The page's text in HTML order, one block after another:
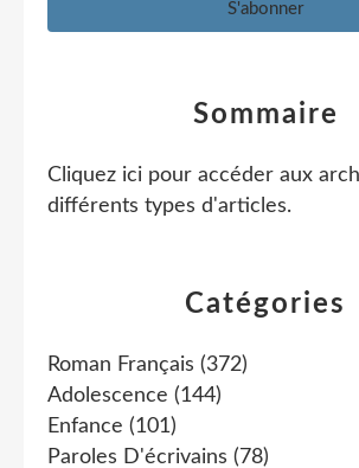
Catégories
Roman Français (372)
Adolescence (144)
Enfance (101)
Paroles D'écrivains (78)
Sommaire
Cliquez ici pour accéder aux
différents types d'articles.